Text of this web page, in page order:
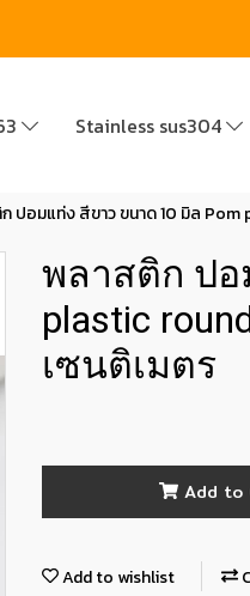
Stainless sus304
ปอมแท่ง สีขาว ขนาด 10 มิล Pom
พลาสติก ปอ
plastic
เซนติเมตร
Add to
Add to wishlist